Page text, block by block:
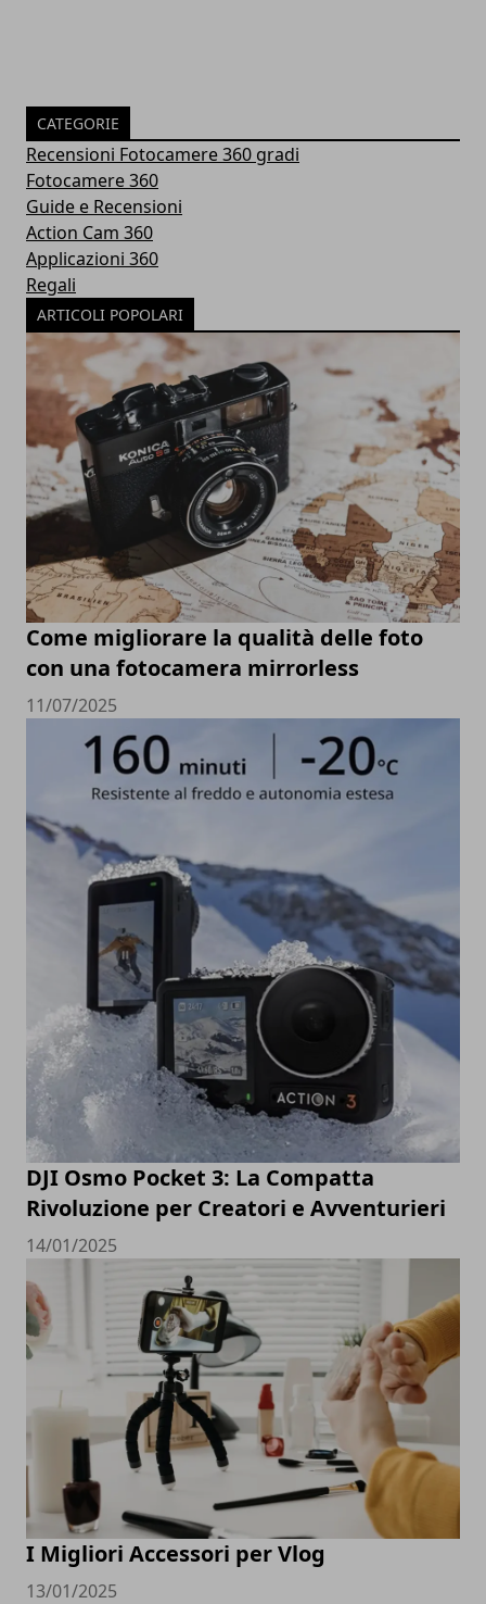
CATEGORIE
Recensioni Fotocamere 360 gradi
Fotocamere 360
Guide e Recensioni
Action Cam 360
Applicazioni 360
Regali
ARTICOLI POPOLARI
Come migliorare la qualità delle foto
con una fotocamera mirrorless
11/07/2025
DJI Osmo Pocket 3: La Compatta
Rivoluzione per Creatori e Avventurieri
14/01/2025
I Migliori Accessori per Vlog
13/01/2025